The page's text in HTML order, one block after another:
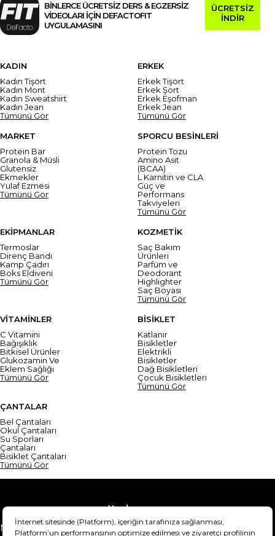
BİNLERCE ÜCRETSİZ DERS & EGZERSİZ
VİDEOLARI İÇİN DEFACTOFIT
UYGULAMASINI
ÜCRETSİZ
İNDİR
KADIN
Kadın Tişört
Kadın Mont
Kadın Sweatshirt
Kadın Jean
Tümünü Gör
ERKEK
Erkek Tişört
Erkek Şort
Erkek Eşofman
Erkek Jean
Tümünü Gör
MARKET
Protein Bar
Granola & Müsli
Glutensiz
Ekmekler
Yulaf Ezmesi
Tümünü Gör
SPORCU BESİNLERİ
Protein Tozu
Amino Asit
(BCAA)
L Karnitin ve CLA
Güç ve
Performans
Takviyeleri
Tümünü Gör
EKİPMANLAR
Termoslar
Direnç Bandı
Kamp Çadırı
Boks Eldiveni
Tümünü Gör
KOZMETİK
Saç Bakım
Ürünleri
Parfüm ve
Deodorant
Highlighter
Saç Boyası
Tümünü Gör
VİTAMİNLER
C Vitamini
Bağışıklık
Bitkisel Ürünler
Glukozamin Ve
Eklem Sağlığı
Tümünü Gör
BİSİKLET
Katlanır
Bisikletler
Elektrikli
Bisikletler
Dağ Bisikletleri
Çocuk Bisikletleri
Tümünü Gör
ÇANTALAR
Bel Çantaları
Okul Çantaları
Su Sporları
Çantaları
Bisiklet Çantaları
Tümünü Gör
Yardım
Mesafeli Satış Sözleşmesi
Teslimat Bilgisi